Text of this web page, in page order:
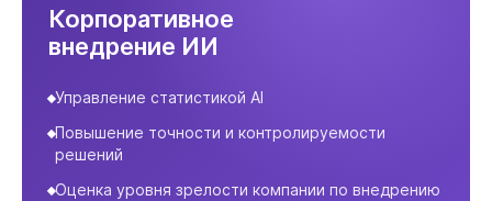
Корпоративное
внедрение ИИ
Управление статистикой AI
Повышение точности и контролируемости
решений
Оценка уровня зрелости компании по внедрению